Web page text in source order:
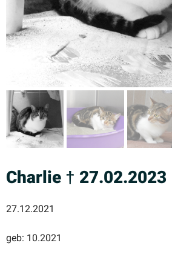
Charlie † 27.02.2023
27.12.2021
geb: 10.2021